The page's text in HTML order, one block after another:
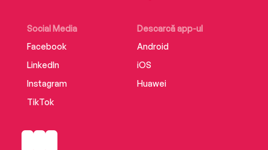
Social Media
Facebook
LinkedIn
Instagram
TikTok
Descarcă app-ul
Android
iOS
Huawei